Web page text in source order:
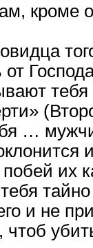
кроме
от
…
их
тебя
и не